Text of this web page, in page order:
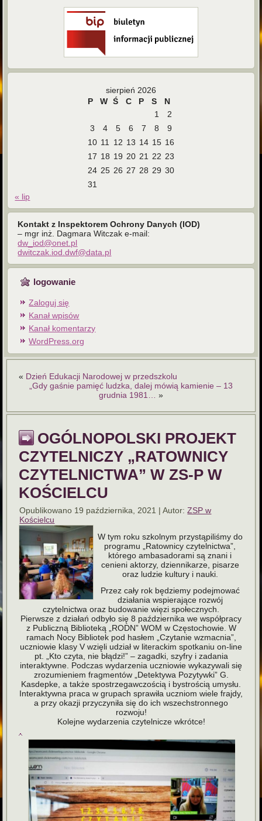
sierpień 2026
P
W Ś C P S
N
1
2
3
4 5 6 7 8
9
10 11 12 13 14 15 16
17 18 19 20 21 22 23
24 25 26 27 28 29 30
31
« lip
Kontakt z Inspektorem Ochrony Danych (IOD)
– mgr inż. Dagmara Witczak e-mail:
dw_iod@onet.pl
dwitczak.iod.dwf@data.pl
logowanie
Zaloguj się
Kanał wpisów
Kanał komentarzy
WordPress.org
« Dzień Edukacji Narodowej w przedszkolu
„Gdy gaśnie pamięć ludzka, dalej mówią kamienie – 13
grudnia 1981…
»
OGÓLNOPOLSKI PROJEKT
CZYTELNICZY „RATOWNICY
CZYTELNICTWA” W ZS-P W
KOŚCIELCU
Opublikowano 19 października, 2021 |Autor: ZSP w
Kościelcu
W tym roku szkolnym przystąpiliśmy do
programu „Ratownicy czytelnictwa”,
którego ambasadorami są znani i
cenieni aktorzy, dziennikarze, pisarze
oraz ludzie kultury i nauki.
Przez cały rok będziemy podejmować
działania wspierające rozwój
czytelnictwa oraz budowanie więzi społecznych.
Pierwsze z działań odbyło się 8 października we współpracy
z Publiczną Biblioteką „RODN” WOM w Częstochowie. W
ramach Nocy Bibliotek pod hasłem „Czytanie wzmacnia”,
uczniowie klasy V wzięli udział w literackim spotkaniu on-line
pt. „Kto czyta, nie błądzi!” – zagadki, szyfry i zadania
interaktywne. Podczas wydarzenia uczniowie wykazywali się
zrozumieniem fragmentów „Detektywa Pozytywki” G.
Kasdepke, a także spostrzegawczością i bystrością umysłu.
Interaktywna praca w grupach sprawiła uczniom wiele frajdy,
a przy okazji przyczyniła się do ich wszechstronnego
rozwoju!
Kolejne wydarzenia czytelnicze wkrótce!